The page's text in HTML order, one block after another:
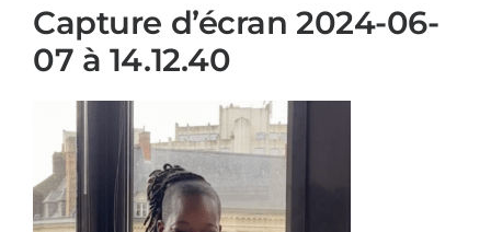
Recrutement
Capture d’écran 2024-06-
07 à 14.12.40